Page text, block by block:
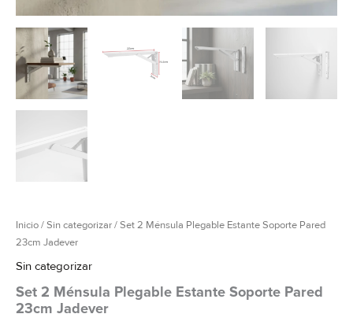
Inicio/Sin categorizar/ Set 2 Ménsula Plegable Estante Soporte Pared
23cm Jadever
Sin categorizar
Set 2 Ménsula Plegable Estante Soporte Pared
23cm Jadever